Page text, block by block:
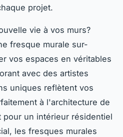
projet.
vie à vos murs?
fresque murale sur-
vos espaces en véritables
avec des artistes
uniques reflètent vos
à l'architecture de
un intérieur résidentiel
les fresques murales